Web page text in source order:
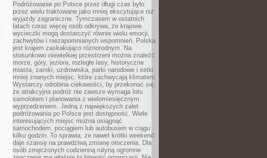
Podróżowanie po Polsce przez długi czas było
przez wielu traktowane jako mniej ekscytujące niż
wyjazdy zagraniczne. Tymczasem w ostatnich
latach coraz więcej osób odkrywa, że krajowe
wycieczki mogą dostarczyć równie wielu emocji,
zachwytów i niezapomnianych wspomnień. Polska
jest krajem zaskakująco różnorodnym. Na
stosunkowo niewielkiej przestrzeni można znaleźć
morze, góry, jeziora, rozległe lasy, historyczne
miasta, zamki, uzdrowiska, parki narodowe i setki
mniej znanych miejsc, które zachwycają klimatem.
Wystarczy odrobina ciekawości, by przekonać się,
że atrakcyjna podróż nie zawsze wymaga lotu
samolotem i planowania z wielomiesięcznym
wyprzedzeniem. Jedną z największych zalet
podróżowania po Polsce jest dostępność. Wiele
interesujących miejsc można osiągnąć
samochodem, pociągiem lub autobusem w ciągu
kilku godzin. To sprawia, że nawet krótki weekend
daje szansę na prawdziwą zmianę otoczenia. Dla
osób zmęczonych codzienną rutyną ogromne